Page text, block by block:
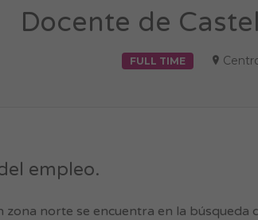
Docente de
FULL TIME
empleo.
zona norte se encuentra en la búsqueda